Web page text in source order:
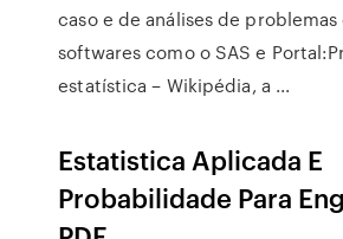
caso e de análises de
softwares como o SAS e
estatística – Wikipédia, a ...
Estatistica Aplicada E
Probabilidade Para